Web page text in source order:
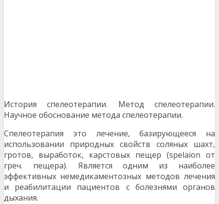
История спелеотерапии. Метод спелеотерапии.
Научное обоснование метода спелеотерапии.
Спелеотерапия это лечение, базирующееся на
использовании природных свойств соляных шахт,
гротов, выработок, карстовых пещер (spelaion от
греч. пещера). Является одним из наиболее
эффективных немедикаментозных методов лечения
и реабилитации пациентов с болезнями орга­нов
дыхания.